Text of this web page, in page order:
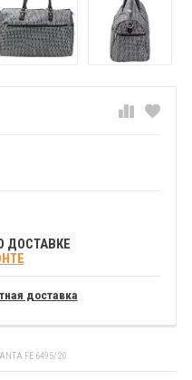
ДОСТАВКЕ
доставка
FE 6495/20